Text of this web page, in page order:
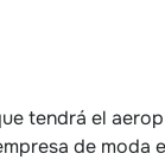
tendrá el
de moda